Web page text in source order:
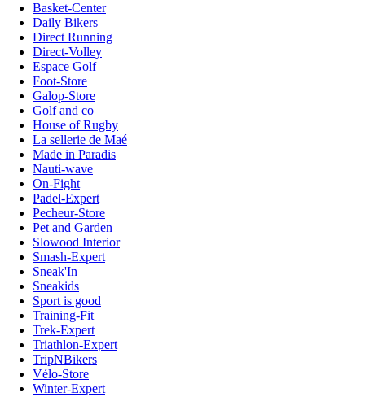
Basket-Center
Daily Bikers
Direct Running
Direct-Volley
Espace Golf
Foot-Store
Galop-Store
Golf and co
House of Rugby
La sellerie de Maé
Made in Paradis
Nauti-wave
On-Fight
Padel-Expert
Pecheur-Store
Pet and Garden
Slowood Interior
Smash-Expert
Sneak'In
Sneakids
Sport is good
Training-Fit
Trek-Expert
Triathlon-Expert
TripNBikers
Vélo-Store
Winter-Expert